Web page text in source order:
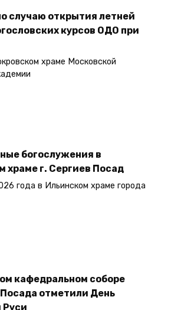
случаю открытия летней
курсов ОДО при
храме Московской
богослужения в
храме г. Сергиев Посад
года в Ильинском храме города
кафедральном соборе
отметили День
Руси